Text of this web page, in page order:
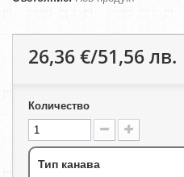
26,36 €/51,56 лв.
Количество
Тип канава